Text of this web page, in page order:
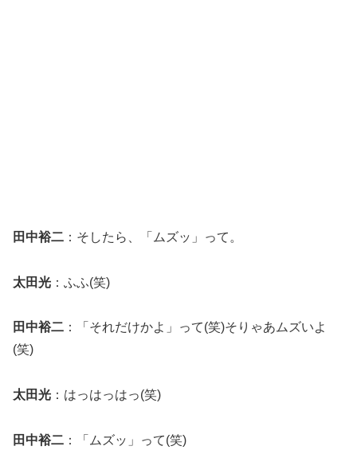
田中裕二 ：そしたら、「ムズッ」って。
太田光 ：ふふ(笑)
田中裕二 ：「それだけかよ」って(笑)そりゃあムズいよ
(笑)
太田光 ：はっはっはっ(笑)
田中裕二 ：「ムズッ」って(笑)